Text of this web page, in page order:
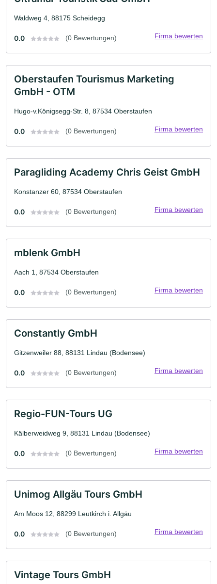
Waldweg 4, 88175 Scheidegg
0.0 (0 Bewertungen) Firma bewerten
Oberstaufen Tourismus Marketing
GmbH - OTM
Hugo-v.Königsegg-Str. 8, 87534 Oberstaufen
0.0 (0 Bewertungen) Firma bewerten
Paragliding Academy Chris Geist GmbH
Konstanzer 60, 87534 Oberstaufen
0.0 (0 Bewertungen) Firma bewerten
mblenk GmbH
Aach 1, 87534 Oberstaufen
0.0 (0 Bewertungen) Firma bewerten
Constantly GmbH
Gitzenweiler 88, 88131 Lindau (Bodensee)
0.0 (0 Bewertungen) Firma bewerten
Regio-FUN-Tours UG
Kälberweidweg 9, 88131 Lindau (Bodensee)
0.0 (0 Bewertungen) Firma bewerten
Unimog Allgäu Tours GmbH
Am Moos 12, 88299 Leutkirch i. Allgäu
0.0 (0 Bewertungen) Firma bewerten
Vintage Tours GmbH